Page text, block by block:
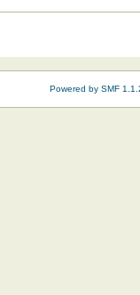
Powered by SMF